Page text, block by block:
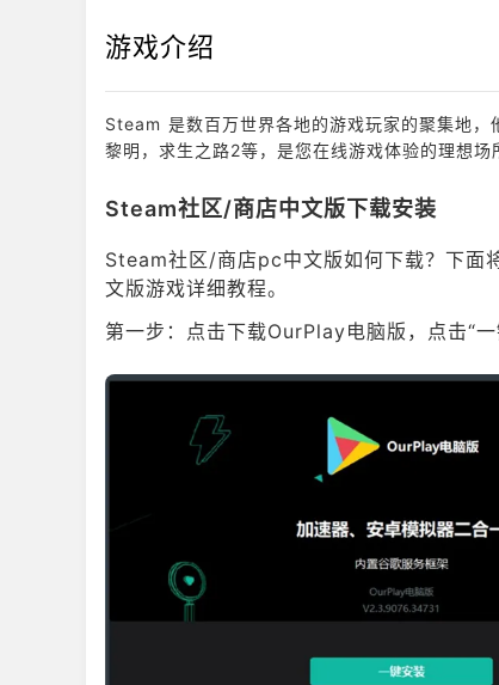
游戏介绍
Steam 是数百万世界各地的游戏玩家的聚集地，
黎明，求生之路2等，是您在线游戏体验的理想场
Steam社区/商店中文版下载安装
Steam社区/商店pc中文版如何下载？下面
文版游戏详细教程。
第一步：点击下载OurPlay电脑版，点击“